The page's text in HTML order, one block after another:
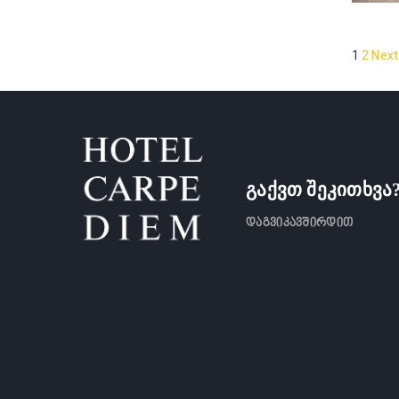
1 2
გაქვთ
დაგვიკავშირდით